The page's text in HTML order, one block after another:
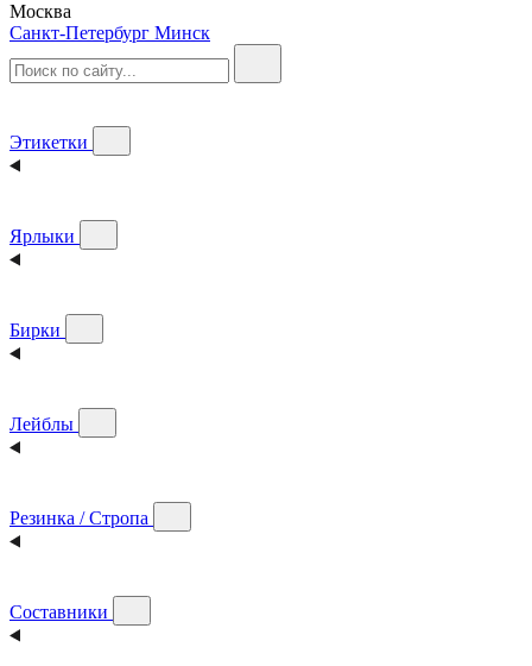
Москва
Санкт-Петербург Минск
Этикетки
Ярлыки
Бирки
Лейблы
Резинка / Стропа
Составники